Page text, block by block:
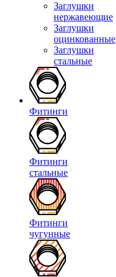
Заглушки
нержавеющие
Заглушки
оцинкованные
Заглушки
стальные
Фитинги
Фитинги
стальные
Фитинги
чугунные